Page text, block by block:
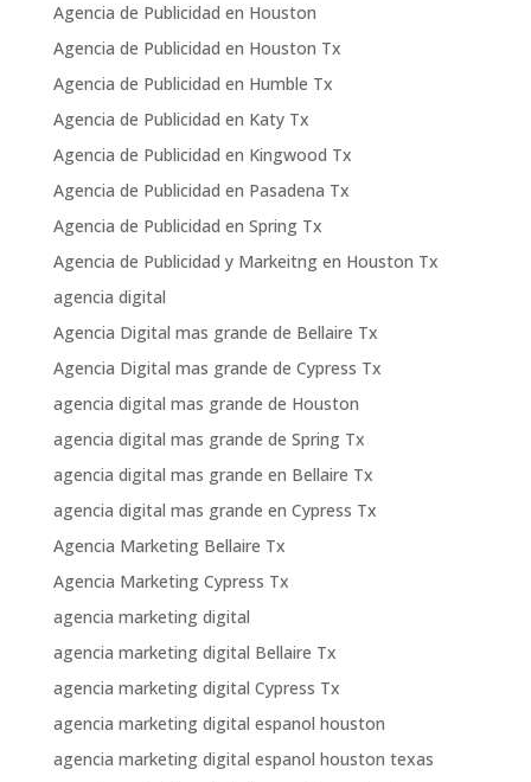
Agencia de Publicidad en Houston
Agencia de Publicidad en Houston Tx
Agencia de Publicidad en Humble Tx
Agencia de Publicidad en Katy Tx
Agencia de Publicidad en Kingwood Tx
Agencia de Publicidad en Pasadena Tx
Agencia de Publicidad en Spring Tx
Agencia de Publicidad y Markeitng en Houston Tx
agencia digital
Agencia Digital mas grande de Bellaire Tx
Agencia Digital mas grande de Cypress Tx
agencia digital mas grande de Houston
agencia digital mas grande de Spring Tx
agencia digital mas grande en Bellaire Tx
agencia digital mas grande en Cypress Tx
Agencia Marketing Bellaire Tx
Agencia Marketing Cypress Tx
agencia marketing digital
agencia marketing digital Bellaire Tx
agencia marketing digital Cypress Tx
agencia marketing digital espanol houston
agencia marketing digital espanol houston texas